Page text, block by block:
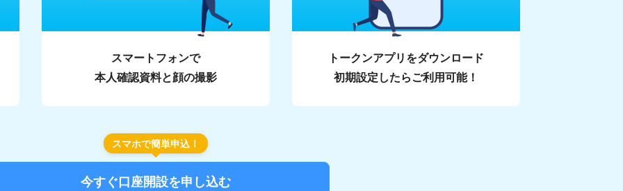
スマートフォンで
本人確認資料と顔の撮影
トークンアプリをダウンロード
初期設定したらご利用可能！
スマホで簡単申込！
今すぐ口座開設を申し込む